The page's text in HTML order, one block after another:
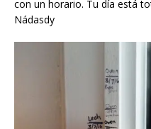
con un horario. Tu día está
Nádasdy